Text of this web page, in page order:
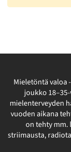
Mieletöntä valoa
joukko
mielenterveyden
vuoden aikana
on tehty
striimausta,